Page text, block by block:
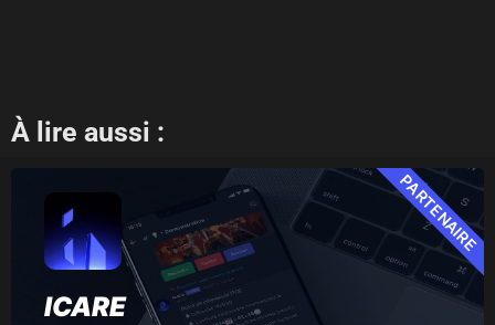
À lire aussi :
ICARE
PARTENAIRE